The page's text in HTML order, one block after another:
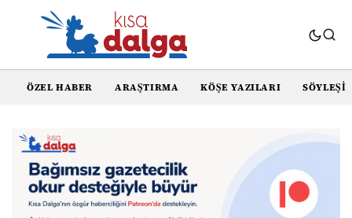
ÖZEL HABER ARAŞTIRMA KÖŞE YAZILARI SÖYLEŞI